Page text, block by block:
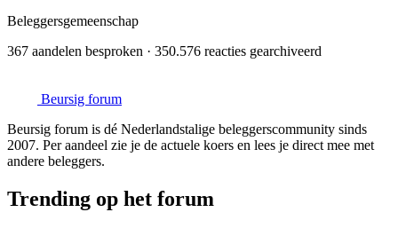
Beleggersgemeenschap
367 aandelen besproken · 350.576 reacties gearchiveerd
Beursig forum
Beursig forum is dé Nederlandstalige beleggerscommunity sinds
2007. Per aandeel zie je de actuele koers en lees je direct mee met
andere beleggers.
Trending op het forum